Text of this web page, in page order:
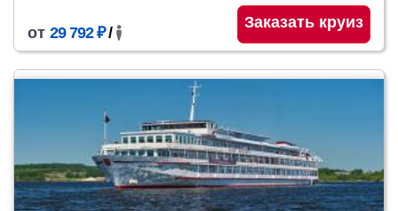
от 29 792 ₽/
Заказать круиз